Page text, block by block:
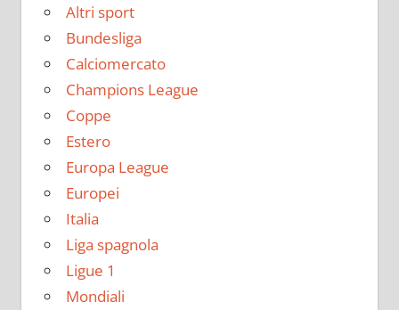
Altri sport
Bundesliga
Calciomercato
Champions League
Coppe
Estero
Europa League
Europei
Italia
Liga spagnola
Ligue 1
Mondiali